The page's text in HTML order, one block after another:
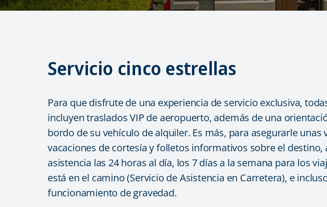
Servicio cinco estrellas
Para que disfrute de una experiencia de servicio exclusiva,
incluyen traslados VIP de aeropuerto, además de una
bordo de su vehículo de alquiler. Es más, para asegurarle
vacaciones de cortesía y folletos informativos sobre el
asistencia las 24 horas al día, los 7 días a la semana para los
está en el camino (Servicio de Asistencia en Carretera), e
funcionamiento de gravedad.